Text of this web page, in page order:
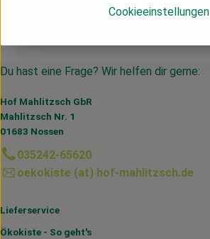
Du hast eine Frage? Wir helfen dir gerne:
Hof Mahlitzsch GbR
Mahlitzsch Nr. 1
01683 Nossen
035242-65620
oekokiste (at) hof-mahlitzsch.de
Lieferservice
Ökokiste - So geht's
Cookieeinstellungen